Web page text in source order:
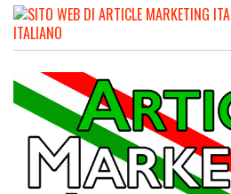
ITALIANO